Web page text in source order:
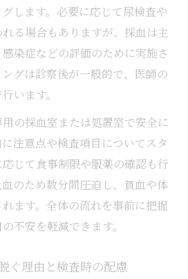
します。必要に応じて尿検査や
る場合もありますが、採血は主
染症などの評価のために実施さ
グは診察後が一般的で、医師の
います。
の採血室または処置室で安全に
注意点や検査項目についてスタ
じて食事制限や服薬の確認も行
のため数分間圧迫し、貧血や体
ます。全体の流れを事前に把握
不安を軽減できます。
ぐ理由と検査時の配慮